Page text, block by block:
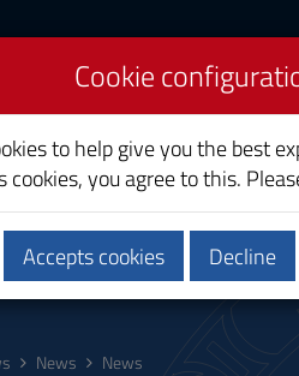
Research Society
News News
Cookie
to help give you the best
cookies, you agree to this.
Accepts cookies Decline